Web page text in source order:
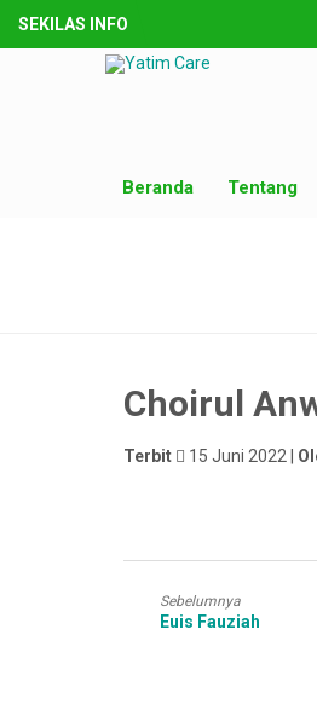
SEKILAS INFO
Beranda Tentang
Choirul
Terbit 15 Juni 2022 |
Sebelumnya
Euis Fauziah